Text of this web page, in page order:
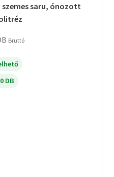
szemes saru, ónozott
Bruttó
DB